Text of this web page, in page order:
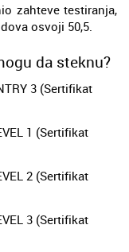
zahteve testiranja,
osvoji 50,5.
da steknu?
3 (Sertifikat
1 (Sertifikat
2 (Sertifikat
3 (Sertifikat